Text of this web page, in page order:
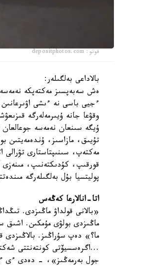
فوتو: depositphotos.com
بالاداعى بەلگىلەر:
ەش سەبەپسىز مەكتەپكە
ءجيى باسى نە ءىشى اۋىرعانىن
وقۋعا جانە ۇيىرمەلەرگە
ۇيگە سىنعان نەمەسە جوعالعان
تۇيىق، مازاسىز، ۇندەمەيتىن
مەكتەپ، سىنىپتاستارى تۋرالى
قورقىپ، كۇدىكتەنىپ،
پوليتسيا بۇل بەلگىلەرگە
اتا-انالارعا كەڭەس
«بالانى قولداۋ ماڭىزدى.
ماڭىزدى بولۋى مۇمكىن. اشىق
ما؟» دەپ سۇراڭىز. بالاڭىزدى
...اگرەسسيۆتى كونتەنتتى
جول بەرمەڭىز»، - دەدى ءى